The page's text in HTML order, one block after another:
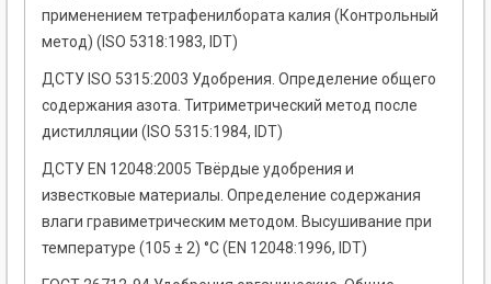
применением тетрафенилбората калия (Контрольный
метод) (ISO 5318:1983, IDT)
ДСТУ ISO 5315:2003 Удобрения. Определение общего
содержания азота. Титриметрический метод после
дистилляции (ISO 5315:1984, IDT)
ДСТУ EN 12048:2005 Твёрдые удобрения и
известковые материалы. Определение содержания
влаги гравиметрическим методом. Высушивание при
температуре (105 ± 2) °С (EN 12048:1996, IDT)